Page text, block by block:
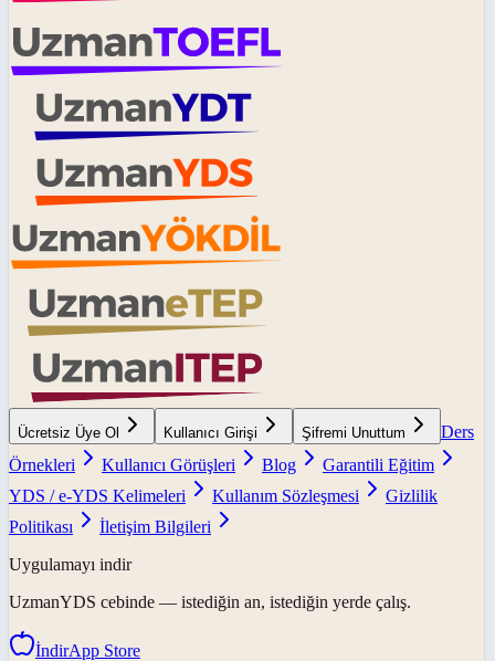
Ücretsiz Üye Ol Kullanıcı Girişi Şifremi Unuttum
Ders
Örnekleri
Kullanıcı Görüşleri Blog
Garantili Eğitim
YDS / e-YDS Kelimeleri
Kullanım Sözleşmesi
Gizlilik
Politikası
İletişim Bilgileri
Uygulamayı indir
UzmanYDS cebinde — istediğin an, istediğin yerde çalış.
İndirApp Store